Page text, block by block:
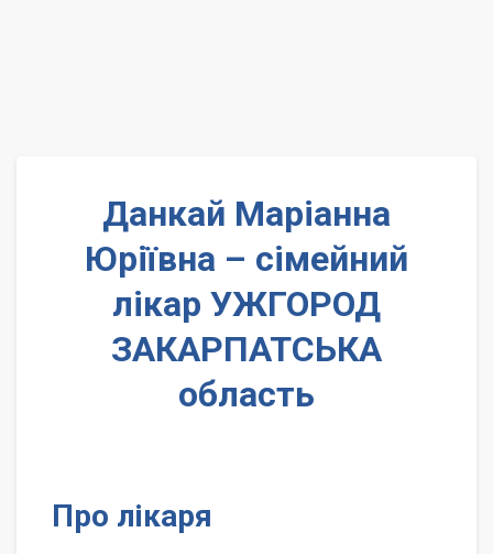
Данкай Маріанна
Юріївна – сімейний
лікар УЖГОРОД
ЗАКАРПАТСЬКА
область
Про лікаря